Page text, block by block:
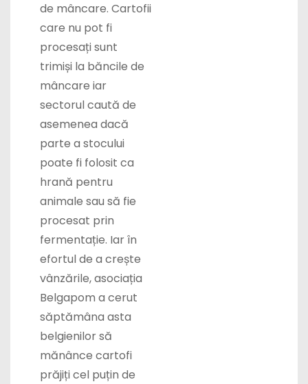
de mâncare. Cartofii
care nu pot fi
procesați sunt
trimiși la băncile de
mâncare iar
sectorul caută de
asemenea dacă
parte a stocului
poate fi folosit ca
hrană pentru
animale sau să fie
procesat prin
fermentație. Iar în
efortul de a crește
vânzările, asociația
Belgapom a cerut
săptămâna asta
belgienilor să
mănânce cartofi
prăjiți cel puțin de